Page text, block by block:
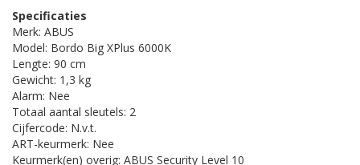
Specificaties
Merk: ABUS
Model: Bordo Big XPlus 6000K
Lengte: 90 cm
Gewicht: 1,3 kg
Alarm: Nee
Totaal aantal sleutels: 2
Cijfercode: N.v.t.
ART-keurmerk: Nee
Keurmerk(en) overig: ABUS Security Level 10